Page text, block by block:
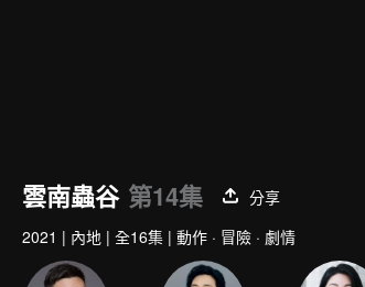
雲南蟲谷 第14集
分享
2021 | 內地 | 全16集 | 動作 · 冒險 · 劇情